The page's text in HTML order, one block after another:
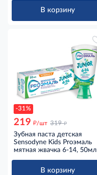
В корзину
-31%
219 д/шт 319 д
Зубная паста детская
Sensodyne Kids Proэмаль
мятная жвачка 6-14, 50мл
В корзину